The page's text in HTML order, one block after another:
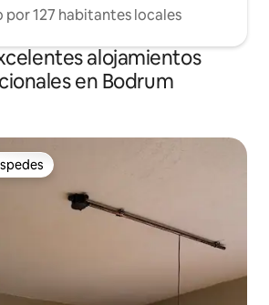
por 127 habitantes locales
alojamientos
en Bodrum